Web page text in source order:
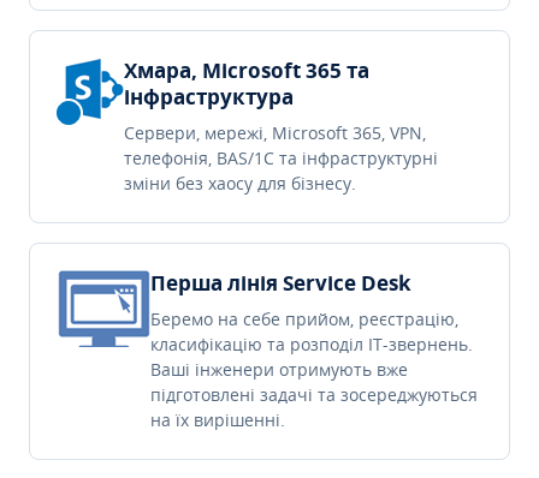
Хмара, Microsoft 365 та
інфраструктура
Сервери, мережі, Microsoft 365, VPN,
телефонія, BAS/1C та інфраструктурні
зміни без хаосу для бізнесу.
Перша лінія Service Desk
Беремо на себе прийом, реєстрацію,
класифікацію та розподіл IT-звернень.
Ваші інженери отримують вже
підготовлені задачі та зосереджуються
на їх вирішенні.